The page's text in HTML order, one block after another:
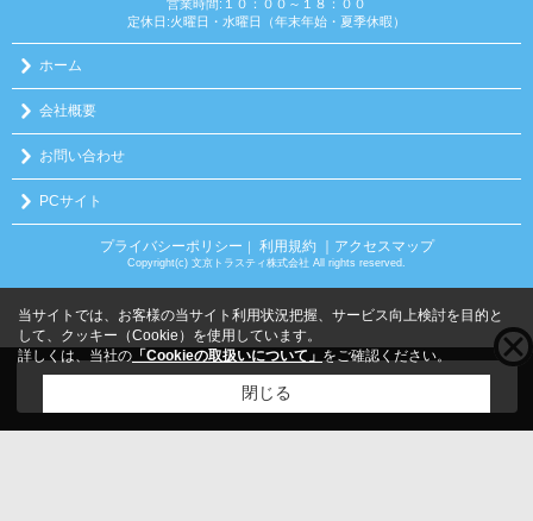
営業時間:１０：００～１８：００
定休日:火曜日・水曜日（年末年始・夏季休暇）
ホーム
会社概要
お問い合わせ
PCサイト
プライバシーポリシー ｜ 利用規約 ｜アクセスマップ
Copyright(c) 文京トラスティ株式会社 All rights reserved.
こちらの物件をご覧の方にお勧めな物件
当サイトでは、お客様の当サイト利用状況把握、サービス向上検討を目的と
して、クッキー（Cookie）を使用しています。
詳しくは、当社の 「Cookieの取扱いについて」 をご確認ください。
閉じる